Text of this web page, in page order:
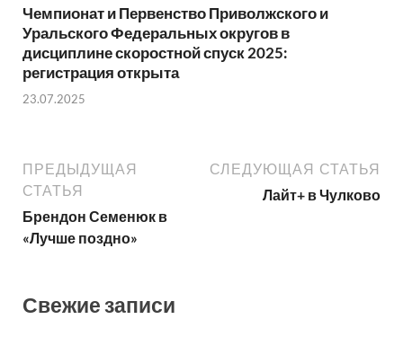
Чемпионат и Первенство Приволжского и
Уральского Федеральных округов в
дисциплине скоростной спуск 2025:
регистрация открыта
23.07.2025
ПРЕДЫДУЩАЯ
СТАТЬЯ
Брендон Семенюк в
«Лучше поздно»
СЛЕДУЮЩАЯ СТАТЬЯ
Лайт+ в Чулково
Свежие записи